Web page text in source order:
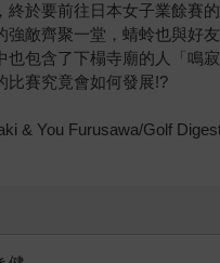
終於要前往日本女子業餘賽的
強敵齊聚一堂，蜻蛉也與好友
也包含了下榻寺廟的人「鳴寂
比賽究竟會如何發展!?
& You Furusawa/Golf